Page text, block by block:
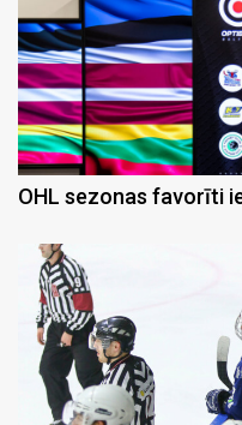
OHL sezonas favorīti